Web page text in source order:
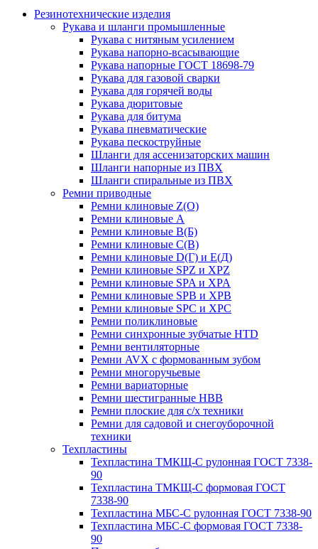
Резинотехнические изделия
Рукава и шланги промышленные
Рукава с нитяным усилением
Рукава напорно-всасывающие
Рукава напорные ГОСТ 18698-79
Рукава для газовой сварки
Рукава для горячей воды
Рукава дюритовые
Рукава для битума
Рукава пневматические
Рукава пескоструйные
Шланги для ассенизаторских машин
Шланги напорные из ПВХ
Шланги спиральные из ПВХ
Ремни приводные
Ремни клиновые Z(О)
Ремни клиновые А
Ремни клиновые В(Б)
Ремни клиновые С(В)
Ремни клиновые D(Г) и Е(Д)
Ремни клиновые SPZ и XPZ
Ремни клиновые SPA и XPA
Ремни клиновые SPB и XPB
Ремни клиновые SPC и XPC
Ремни поликлиновые
Ремни синхронные зубчатые HTD
Ремни вентиляторные
Ремни AVX с формованным зубом
Ремни многоручьевые
Ремни вариаторные
Ремни шестигранные HBB
Ремни плоские для с/х техники
Ремни для садовой и снегоуборочной
техники
Техпластины
Техпластина ТМКЩ-С рулонная ГОСТ 7338-
90
Техпластина ТМКЩ-С формовая ГОСТ
7338-90
Техпластина МБС-С рулонная ГОСТ 7338-90
Техпластина МБС-С формовая ГОСТ 7338-
90